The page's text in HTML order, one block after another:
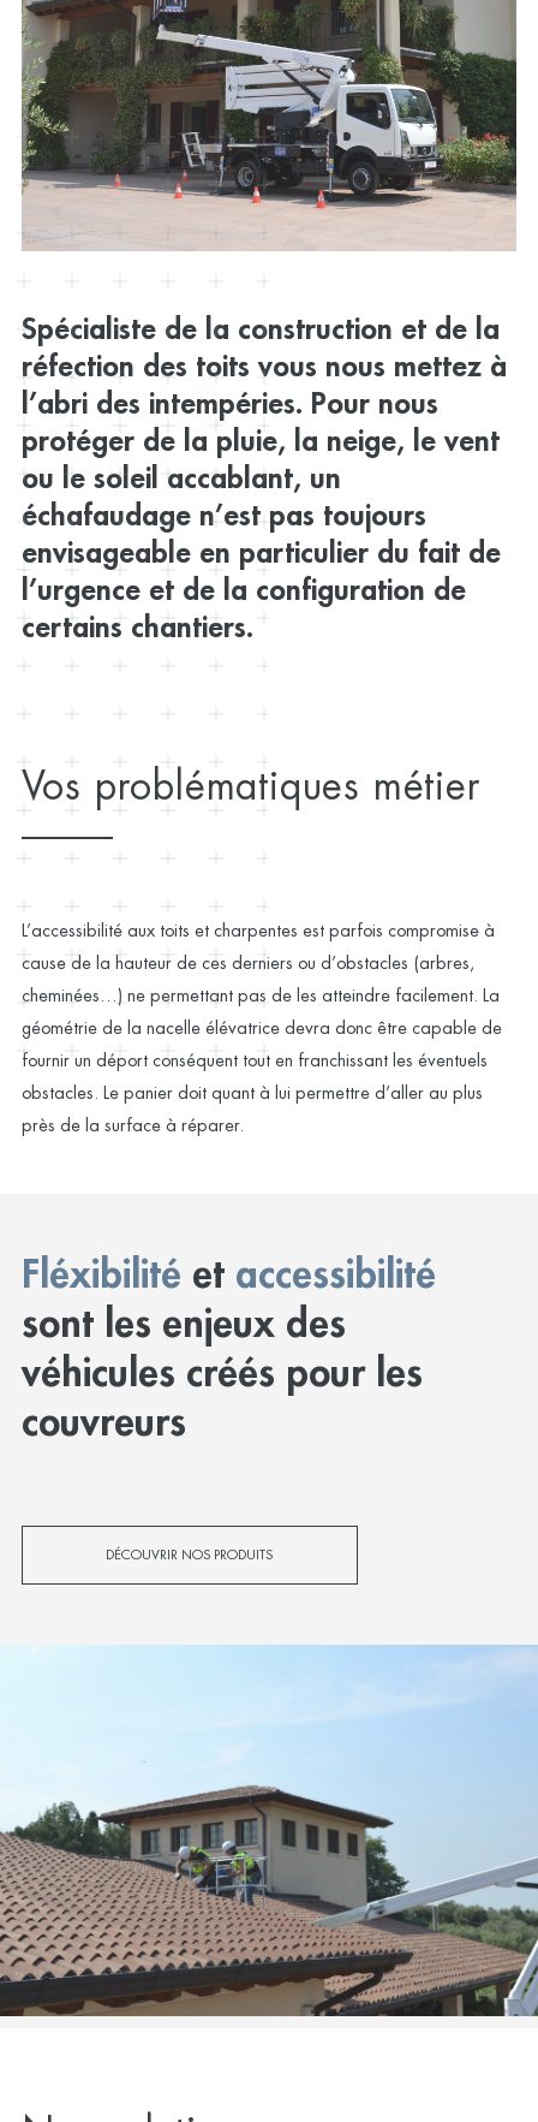
Spécialiste de la construction et de la
réfection des toits vous nous mettez à
l’abri des intempéries. Pour nous
protéger de la pluie, la neige, le vent
ou le soleil accablant, un
échafaudage n’est pas toujours
envisageable en particulier du fait de
l’urgence et de la configuration de
certains chantiers.
Vos problématiques métier
L’accessibilité aux toits et charpentes est parfois compromise à
cause de la hauteur de ces derniers ou d’obstacles (arbres,
cheminées…) ne permettant pas de les atteindre facilement. La
géométrie de la nacelle élévatrice devra donc être capable de
fournir un déport conséquent tout en franchissant les éventuels
obstacles. Le panier doit quant à lui permettre d’aller au plus
près de la surface à réparer.
Fléxibilité et accessibilité
sont les enjeux des
véhicules créés pour les
couvreurs
DÉCOUVRIR NOS PRODUITS